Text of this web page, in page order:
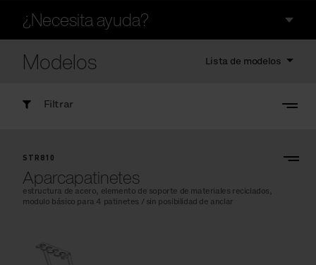
¿Necesita ayuda?
Modelos Lista de modelos
Filtrar
STR810
Aparcapatinetes
estructura de acero, elemento de soporte de materiales reciclados,
modulo básico para 4 patinetes / sin posibilidad de anclar